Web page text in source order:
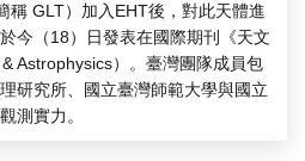
稱 GLT）加入EHT後，對此天體進
今（18）日發表在國際期刊《天文
Astrophysics）。臺灣團隊成員包
研究所、國立臺灣師範大學與國立
測實力。